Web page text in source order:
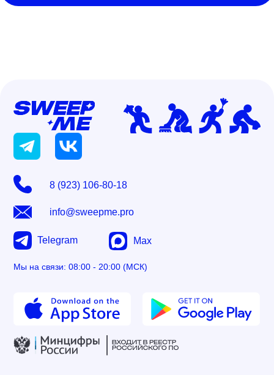
8 (923) 106-80-18
info@sweepme.pro
Telegram Max
Мы на связи: 08:00 - 20:00 (МСК)